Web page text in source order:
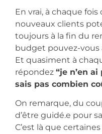
En vrai, à chaque
nouveaux clients
toujours à la fin du
budget pouvez-vous
Et quasiment à
répondez “je n’en
sais pas combien
On remarque, du
d’être guidé.e pour
C’est là que